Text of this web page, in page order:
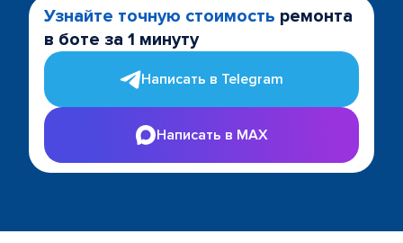
Узнайте точную стоимость ремонта
в боте за 1 минуту
Написать в Telegram
Написать в MAX